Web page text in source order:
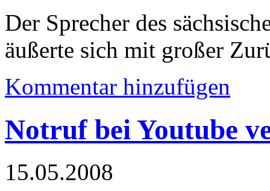
Der Sprecher des
äußerte sich mit großer
Kommentar hinzufügen
Notruf bei Youtube
15.05.2008